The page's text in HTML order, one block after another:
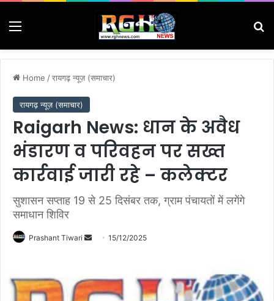
Menu
Home /रायगढ़ न्यूज़ (समाचार)
रायगढ़ न्यूज़ (समाचार)
Raigarh News: धान के अवैध
भंडारण व परिवहन पर सख्त
कार्रवाई जारी रहे – कलेक्टर
सुशासन सप्ताह 19 से 25 दिसंबर तक, ग्राम पंचायतों में लगेंगे
समाधान शिविर
Prashant Tiwari
Send15/12/2025